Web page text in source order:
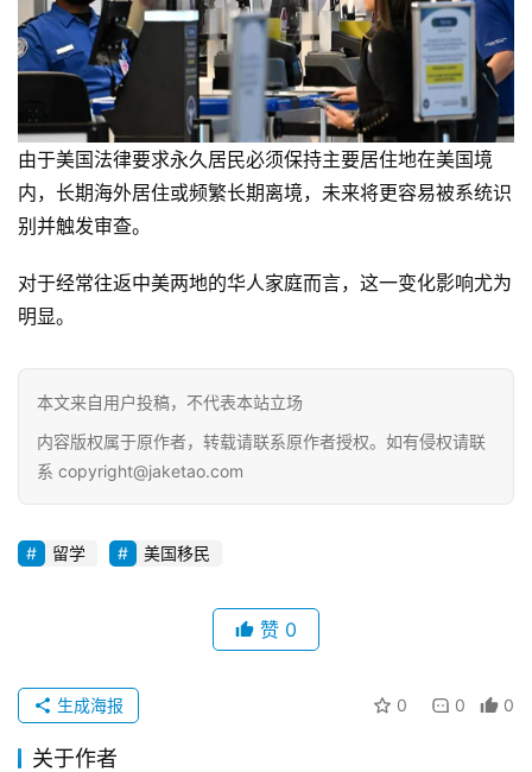
由于美国法律要求永久居民必须保持主要居住地在美国境
内，长期海外居住或频繁长期离境，未来将更容易被系统识
别并触发审查。
对于经常往返中美两地的华人家庭而言，这一变化影响尤为
明显。
本文来自用户投稿，不代表本站立场
内容版权属于原作者，转载请联系原作者授权。如有侵权请联
系 copyright@jaketao.com
留学 美国移民
赞 0
0 0 0
生成海报
关于作者